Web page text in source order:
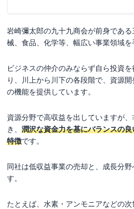
岩崎彌太郎の九十九商会が前身であ
械、食品、化学等、幅広い事業領域を
ビジネスの仲介のみならず自ら投資
り、川上から川下の各段階で、資源
の機能を提供しています。
資源分野で高収益を出していますが
き、 潤沢な資金力を基にバランスの
特徴です。
同社は低収益事業の売却と、成長分
す。
たとえば、水素・アンモニアなどの